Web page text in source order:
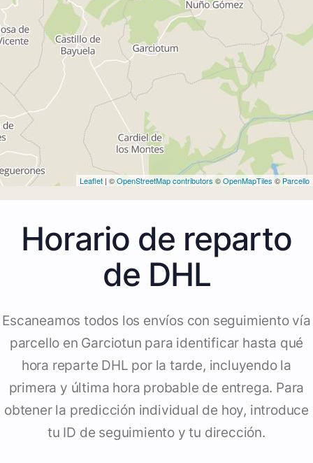
Leaflet | ©OpenStreetMap contributors ©OpenMapTiles © Parcello
Horario de reparto
de DHL
Escaneamos todos los envíos con seguimiento vía
parcello en Garciotun para identificar hasta qué
hora reparte DHL por la tarde, incluyendo la
primera y última hora probable de entrega. Para
obtener la predicción individual de hoy, introduce
tu ID de seguimiento y tu dirección.